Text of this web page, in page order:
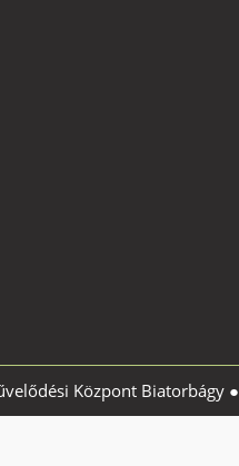
Központ Biatorbágy ●